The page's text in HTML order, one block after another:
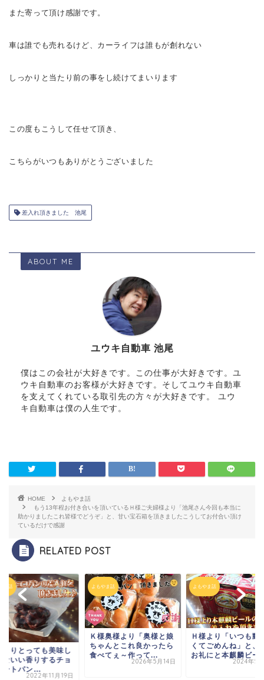
また寄って頂け感謝です。
車は誰でも売れるけど、カーライフは誰もが創れない
しっかりと当たり前の事をし続けてまいります
この度もこうして任せて頂き、
こちらがいつも ありがとうございました
差入れ頂きました 池尾
ABOUT ME
ユウキ自動車 池尾
僕はこの会社が大好きです。この仕事が大好きです。ユ
ウキ自動車のお客様が大好きです。そしてユウキ自動車
を支えてくれている取引先の方々が大好きです。 ユウ
キ自動車は僕の人生です。
HOME
よもやま話
もう13年程お付き合いを頂いている Ｈ様ご夫婦様より「池尾さん今回も本当に
助かりましたこれ皆様でどうぞ 」と、甘い宝石箱を頂きましたこうしてお付合い頂け
ているだけで感謝
RELATED POST
ま話
よりとっても美味し
ないい香りするチョ
ートパン...
2022年11月19日
よもやま話
Ｋ様奥様より
「奥様と娘
ちゃんと これ良かったら
食べてぇ～ 作って...
2026年5月14日
よもやま話
Ｈ様より「いつも動
くてごめんね 」と、
お礼にと本麒麟ビー
2024年5